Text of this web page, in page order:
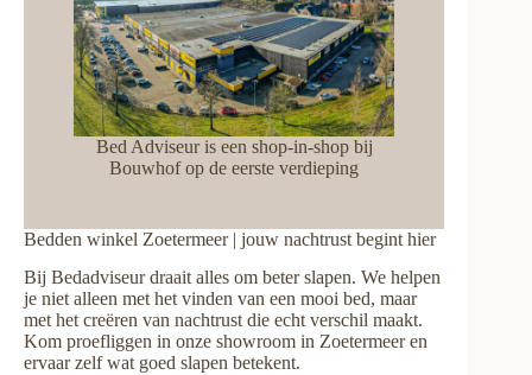
Bed Adviseur is een shop-in-shop bij
Bouwhof op de eerste verdieping
Bedden winkel Zoetermeer | jouw nachtrust begint hier
Bij Bedadviseur draait alles om beter slapen. We helpen
je niet alleen met het vinden van een mooi bed, maar
met het creëren van nachtrust die echt verschil maakt.
Kom proefliggen in onze showroom in Zoetermeer en
ervaar zelf wat goed slapen betekent.